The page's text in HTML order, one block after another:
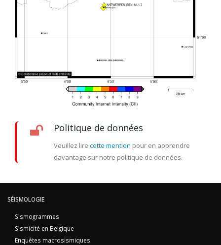
Politique de données
Veuillez lire cette mention pour en apprendre
davantage sur notre politique de données.
SÉISMOLOGIE
Sismogrammes
Sismicité en Belgique
Enquêtes macrosismiques